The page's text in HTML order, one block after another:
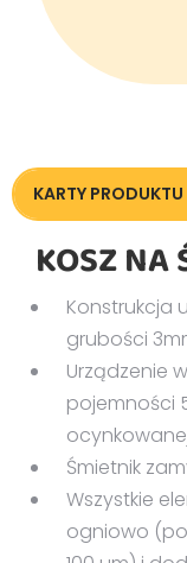
KARTY PRODUKTU
Karta techniczna
KOSZ NA
Konstrukcja
grubości
Urządzenie
pojemności
Śmietnik
Wszystkie
ogniowo